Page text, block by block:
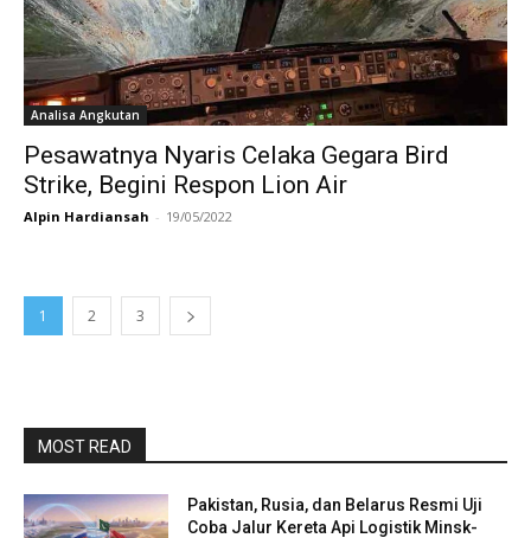
Analisa Angkutan
Pesawatnya Nyaris Celaka Gegara Bird
Strike, Begini Respon Lion Air
Alpin Hardiansah - 19/05/2022
1 2 3
MOST READ
Pakistan, Rusia, dan Belarus Resmi Uji
Coba Jalur Kereta Api Logistik Minsk-